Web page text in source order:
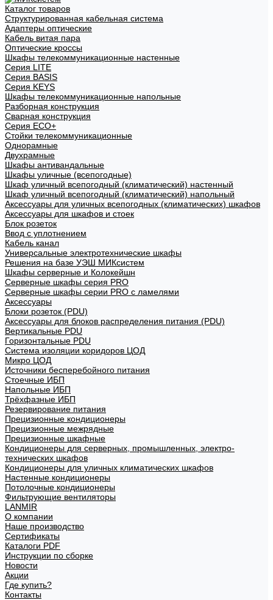
Каталог товаров
Структурированная кабельная система
Адаптеры оптические
Кабель витая пара
Оптические кроссы
Шкафы телекоммуникационные настенные
Cерия LITE
Cерия BASIS
Cерия KEYS
Шкафы телекоммуникационные напольные
Разборная конструкция
Сварная конструкция
Серия ECO+
Стойки телекоммуникационные
Однорамные
Двухрамные
Шкафы антивандальные
Шкафы уличные (всепогодные)
Шкаф уличный всепогодный (климатический) настенный
Шкаф уличный всепогодный (климатический) напольный
Аксессуары для уличных всепогодных (климатических) шкафов
Аксессуары для шкафов и стоек
Блок розеток
Ввод с уплотнением
Кабель канал
Универсальные электротехнические шкафы
Решения на базе УЭШ МИКсистем
Шкафы серверные и Колокейшн
Серверные шкафы серия PRO
Серверные шкафы серии PRO с ламелями
Аксессуары
Блоки розеток (PDU)
Аксессуары для блоков распределения питания (PDU)
Вертикальные PDU
Горизонтальные PDU
Система изоляции коридоров ЦОД
Микро ЦОД
Источники бесперебойного питания
Стоечные ИБП
Напольные ИБП
Трёхфазные ИБП
Резервирование питания
Прецизионные кондиционеры
Прецизионные межрядные
Прецизионные шкафные
Кондиционеры для серверных, промышленных, электро-
технических шкафов
Кондиционеры для уличных климатических шкафов
Настенные кондиционеры
Потолочные кондиционеры
Фильтрующие вентиляторы
LANMIR
О компании
Наше производство
Сертификаты
Каталоги PDF
Инструкции по сборке
Новости
Акции
Где купить?
Контакты